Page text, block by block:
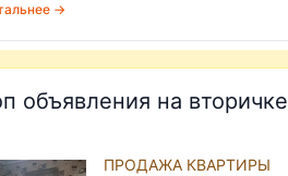
→
объявления на вторичке
ПРОДАЖА КВАРТИРЫ